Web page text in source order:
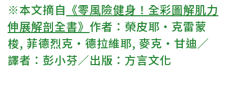
※本文摘自 《零風險健身！全彩圖解肌力
伸展解剖全書》 作者：榮皮耶‧克雷蒙
梭, 菲德烈克‧德拉維耶, 麥克‧甘迪／
譯者：彭小芬／出版：方言文化